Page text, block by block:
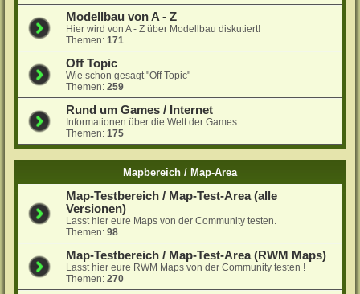
Modellbau von A - Z
Hier wird von A - Z über Modellbau diskutiert!
Themen:171
Off Topic
Wie schon gesagt "Off Topic"
Themen:259
Rund um Games / Internet
Informationen über die Welt der Games.
Themen:175
Mapbereich / Map-Area
Map-Testbereich / Map-Test-Area (alle
Versionen)
Lasst hier eure Maps von der Community testen.
Themen:98
Map-Testbereich / Map-Test-Area (RWM Maps)
Lasst hier eure RWM Maps von der Community testen !
Themen:270